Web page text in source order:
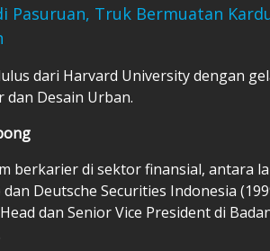
Pasuruan, Truk Bermuatan
dari Harvard University dengan
Desain Urban.
berkarier di sektor finansial, antara
Deutsche Securities Indonesia
dan Senior Vice President di